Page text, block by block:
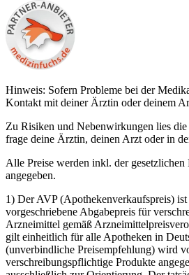
Hinweis: Sofern Probleme bei der
Kontakt mit deiner Ärztin oder deinem
Zu Risiken und Nebenwirkungen lies die
frage deine Ärztin, deinen Arzt oder in
Alle Preise werden inkl. der gesetzlichen
angegeben.
1) Der AVP (Apothekenverkaufspreis) ist
vorgeschriebene Abgabepreis für
Arzneimittel gemäß
gilt einheitlich für alle Apotheken in
(unverbindliche Preisempfehlung) wird
verschreibungspflichtige Produkte